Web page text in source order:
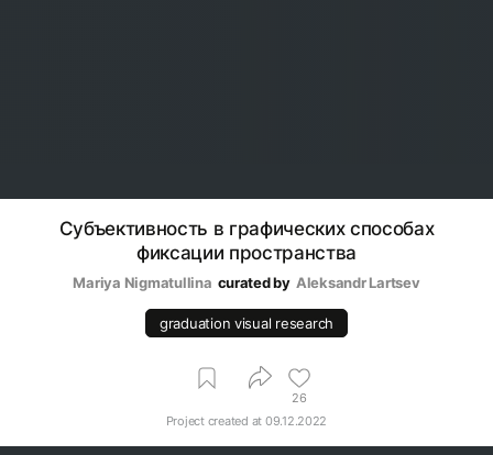
Субъективность в графических способах
фиксации пространства
Mariya Nigmatullina curated by Аleksandr Lartsev
graduation visual research
26
Project created at 09.12.2022